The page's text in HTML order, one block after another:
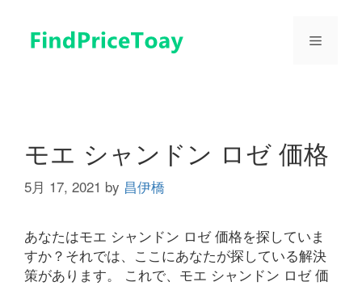
メ
モエ シャンドン ロゼ 価格
5月 17, 2021 by 昌伊橋
あなたはモエ シャンドン ロゼ 価格を探していま
すか？それでは、ここにあなたが探している解決
策があります。 これで、モエ シャンドン ロゼ 価